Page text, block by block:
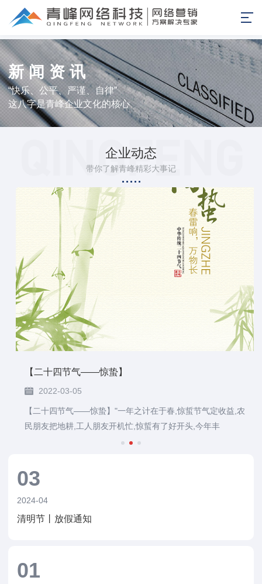
“快乐、公平、严谨、自律”
这八字是青峰企业文化的核心
新闻资讯
企业动态
带你了解青峰精彩大事记
【二十四节气——惊蛰】
2022-03-05
【二十四节气——惊蛰】"一年之计在于春,惊蜇节气定收益,农
民朋友把地耕,工人朋友开机忙,惊蜇有了好开头,今年丰
03
2024-04
清明节丨放假通知
01